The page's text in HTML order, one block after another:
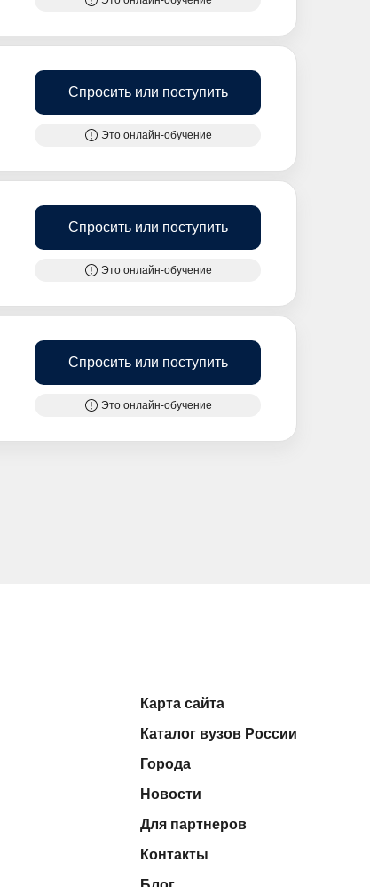
Спросить или поступить
Это онлайн-обучение
Спросить или поступить
Это онлайн-обучение
Спросить или поступить
Это онлайн-обучение
Карта сайта
Каталог вузов России
Города
Новости
Для партнеров
Контакты